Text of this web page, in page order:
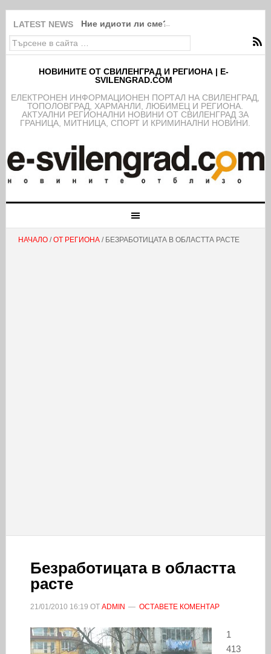
LATEST NEWS Ние идиоти ли сме?!
НОВИНИТЕ ОТ СВИЛЕНГРАД И РЕГИОНА | E-
SVILENGRAD.COM
EЛЕКТРОНЕН ИНФОРМАЦИОНЕН ПОРТАЛ НА СВИЛЕНГРАД,
ТОПОЛОВГРАД, ХАРМАНЛИ, ЛЮБИМЕЦ И РЕГИОНА.
АКТУАЛНИ РЕГИОНАЛНИ НОВИНИ ОТ СВИЛЕНГРАД ЗА
ГРАНИЦА, МИТНИЦА, СПОРТ И КРИМИНАЛНИ НОВИНИ.
НАЧАЛО/ОТ РЕГИОНА/ БЕЗРАБОТИЦАТА В ОБЛАСТТА РАСТЕ
Безработицата в областта
расте
21/01/2010 16:19 ОТ ADMIN ОСТАВЕТЕ КОМЕНТАР
1
413